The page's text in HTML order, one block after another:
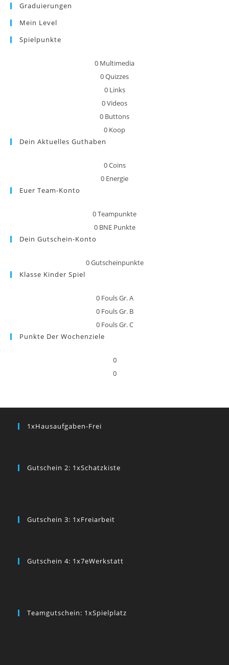
Graduierungen
Mein Level
Spielpunkte
0 Multimedia
0Quizzes
0 Links
0Videos
0 Buttons
0 Koop
Dein Aktuelles Guthaben
0Coins
0 Energie
Euer Team-Konto
0Teampunkte
0 BNE Punkte
Dein Gutschein-Konto
0Gutscheinpunkte
Klasse Kinder Spiel
0 Fouls Gr. A
0 Fouls Gr. B
0 Fouls Gr. C
Punkte Der Wochenziele
0
0
1xHausaufgaben-Frei
Gutschein 2: 1xSchatzkiste
Gutschein 3: 1xFreiarbeit
Gutschein 4: 1x7eWerkstatt
Teamgutschein: 1xSpielplatz